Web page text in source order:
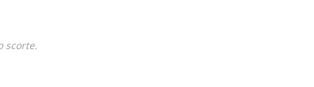
scorte.